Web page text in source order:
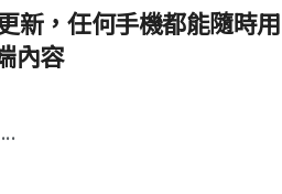
新，任何手機都能隨時用
內容